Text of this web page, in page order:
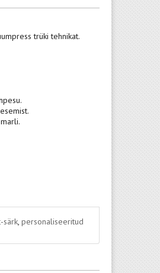
trüki tehnikat.
särk, personaliseeritud